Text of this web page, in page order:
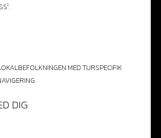
1.
MED TURSPECIFIK
DIG